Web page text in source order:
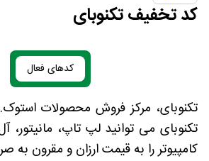
کد تخفیف تکنوبای
کدهای فعال
تکنوبای، مرکز فروش محصولات
تکنوبای می توانید لپ تاپ،
کامپیوتر را به قیمت ارزان و مقرون به